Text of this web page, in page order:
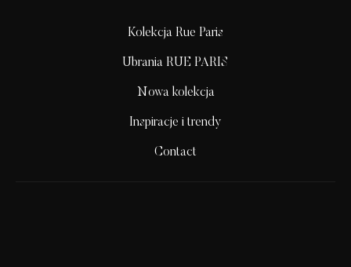
Kolekcja Rue Paris
Ubrania RUE PARIS
Nowa kolekcja
Inspiracje i trendy
Contact